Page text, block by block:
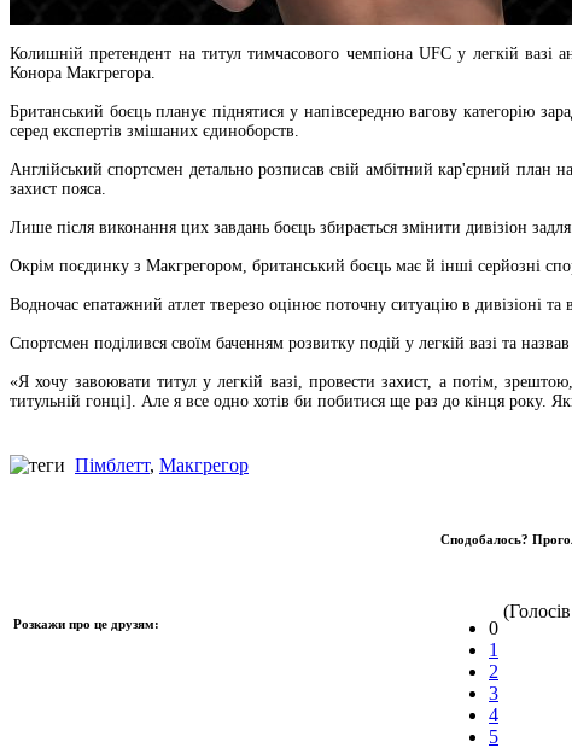
Колишній претендент на титул тимчасового чемпіона UFC у легкій вазі
Конора Макгрегора.
Британський боєць планує піднятися у напівсередню вагову категорію
серед експертів змішаних єдиноборств.
Англійський спортсмен детально розписав свій амбітний кар'єрний план
захист пояса.
Лише після виконання цих завдань боєць збирається змінити дивізіон
Окрім поєдинку з Макгрегором, британський боєць має й інші серйозні
Водночас епатажний атлет тверезо оцінює поточну ситуацію в дивізіоні
Спортсмен поділився своїм баченням розвитку подій у легкій вазі та
«Я хочу завоювати титул у легкій вазі, провести захист, а потім,
титульній гонці]. Але я все одно хотів би побитися ще раз до кінця року.
Пімблетт, Макгрегор
Розкажи про це друзям:
Сподобалось?
0
1
2
3
4
5